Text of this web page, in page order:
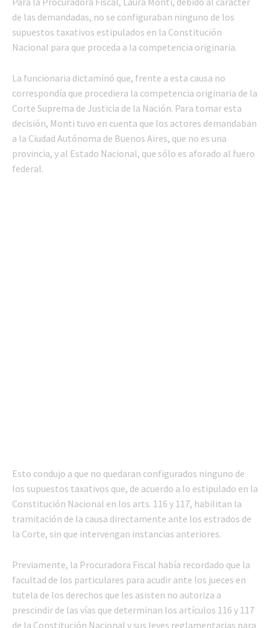
de las demandadas, no se configuraban ninguno de los
supuestos taxativos estipulados en la Constitución
Nacional para que proceda a la competencia originaria.
La funcionaria dictaminó que, frente a esta causa no
correspondía que procediera la competencia originaria de la
Corte Suprema de Justicia de la Nación. Para tomar esta
decisión, Monti tuvo en cuenta que los actores demandaban
a la Ciudad Autónoma de Buenos Aires, que no es una
provincia, y al Estado Nacional, que sólo es aforado al fuero
federal.
Esto condujo a que no quedaran configurados ninguno de
los supuestos taxativos que, de acuerdo a lo estipulado en la
Constitución Nacional en los arts. 116 y 117, habilitan la
tramitación de la causa directamente ante los estrados de
la Corte, sin que intervengan instancias anteriores.
Previamente, la Procuradora Fiscal había recordado que la
facultad de los particulares para acudir ante los jueces en
tutela de los derechos que les asisten no autoriza a
prescindir de las vías que determinan los artículos 116 y 117
de la Constitución Nacional y sus leyes reglamentarias para